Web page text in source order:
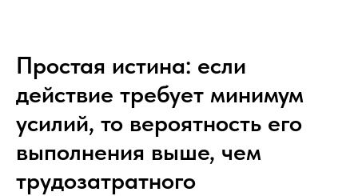
Простая истина: если
действие требует минимум
усилий, то вероятность его
выполнения выше, чем
трудозатратного